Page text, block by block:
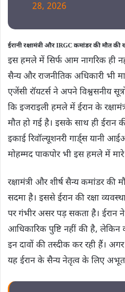
28, 2026
ईरानी रक्षामंत्री और IRGC कमांडर की मौत की
इस हमले में सिर्फ आम नागरिक ही
सैन्य और राजनीतिक अधिकारी भी
एजेंसी रॉयटर्स ने अपने विश्वसनीय
कि इजराइली हमले में ईरान के
मौत हो गई है। इसके साथ ही ईरान
इकाई रिवॉल्यूशनरी गार्ड्स यानी
मोहम्मद पाकपोर भी इस हमले में
रक्षामंत्री और शीर्ष सैन्य कमांडर की
सदमा है। इससे ईरान की रक्षा
पर गंभीर असर पड़ सकता है। ईरान
आधिकारिक पुष्टि नहीं की है, लेकिन
इन दावों की तस्दीक कर रही हैं।
यह ईरान के सैन्य नेतृत्व के लिए